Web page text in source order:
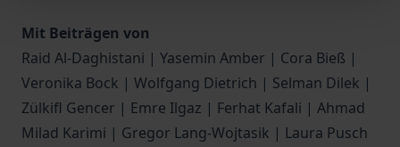
Mit Beiträgen von
Raid Al-Daghistani | Yasemin Amber | Cora Bieß |
Veronika Bock | Wolfgang Dietrich | Selman Dilek |
Zülkifl Gencer | Emre Ilgaz | Ferhat Kafali | Ahmad
Milad Karimi | Gregor Lang-Wojtasik | Laura Pusch